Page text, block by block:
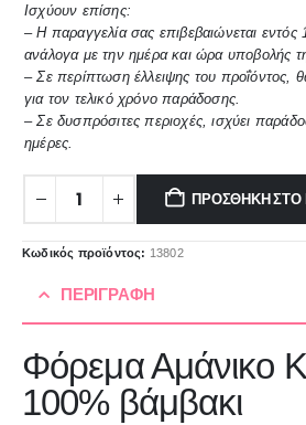
Ισχύουν επίσης:
– Η παραγγελία σας επιβεβαιώνεται
ανάλογα με την ημέρα και ώρα υποβολής
– Σε περίπτωση έλλειψης του προΐόντος,
για τον τελικό χρόνο παράδοσης.
– Σε δυσπρόσιτες περιοχές, ισχύει
ημέρες.
ΠΡΟΣΘΉΚΗ ΣΤΟ
Κωδικός προϊόντος: 13802
ΠΕΡΙΓΡΑΦΉ
Φόρεμα Αμάνικο
100% βάμβακι